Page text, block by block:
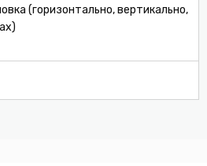
(горизонтально, вертикально,